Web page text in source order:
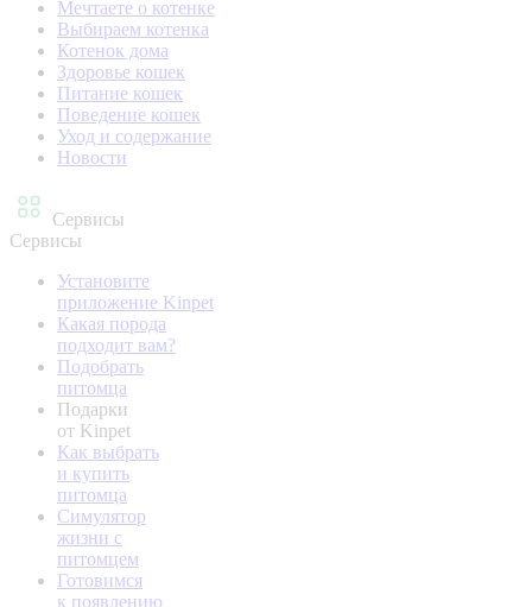
Мечтаете о котенке
Выбираем котенка
Котенок дома
Здоровье кошек
Питание кошек
Поведение кошек
Уход и содержание
Новости
Сервисы
Сервисы
Установите
приложение Kinpet
Какая порода
подходит вам?
Подобрать
питомца
Подарки
от Kinpet
Как выбрать
и купить
питомца
Симулятор
жизни с
питомцем
Готовимся
к появлению